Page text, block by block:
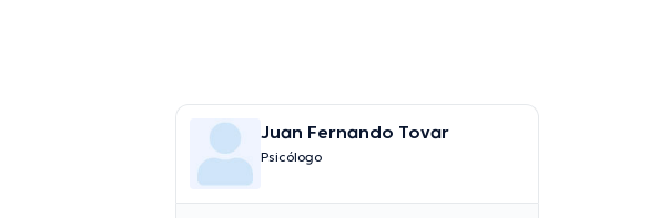
Juan Fernando Tovar
Psicólogo